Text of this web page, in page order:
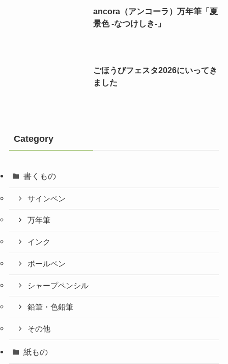
ancora（アンコーラ）万年筆「夏
景色 -なつけしき-」
ごほうびフェスタ2026にいってき
ました
Category
書くもの
サインペン
万年筆
インク
ボールペン
シャープペンシル
鉛筆・色鉛筆
その他
紙もの